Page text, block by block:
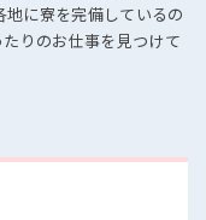
に寮を完備しているの
りのお仕事を見つけて